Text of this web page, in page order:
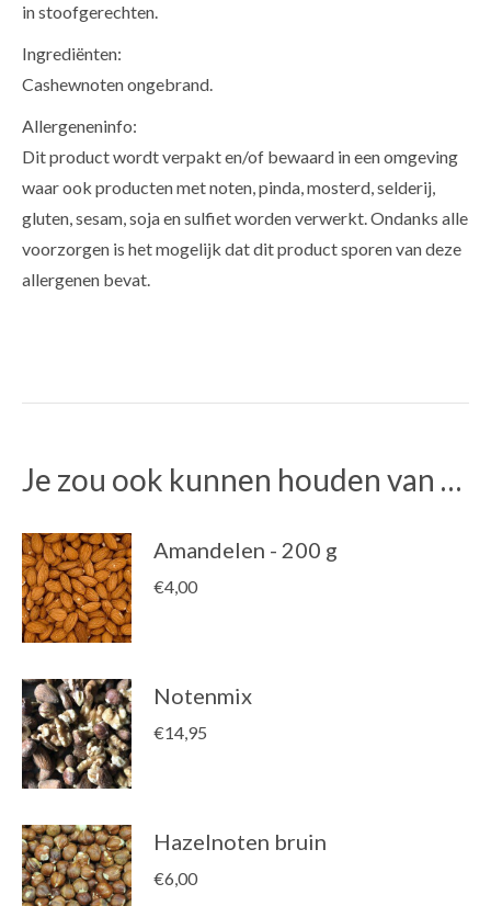
in stoofgerechten.
Ingrediënten:
Cashewnoten ongebrand.
Allergeneninfo:
Dit product wordt verpakt en/of bewaard in een omgeving
waar ook producten met noten, pinda, mosterd, selderij,
gluten, sesam, soja en sulfiet worden verwerkt. Ondanks alle
voorzorgen is het mogelijk dat dit product sporen van deze
allergenen bevat.
Je zou ook kunnen houden van …
Amandelen - 200 g
€4,00
Notenmix
€14,95
Hazelnoten bruin
€6,00